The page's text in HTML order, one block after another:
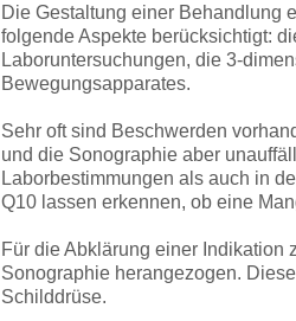
Die Gestaltung einer Behandlung
folgende Aspekte berücksichtigt:
Laboruntersuchungen, die 3-
Bewegungsapparates.
Sehr oft sind Beschwerden
und die Sonographie aber
Laborbestimmungen als auch in
Q10 lassen erkennen, ob eine
Für die Abklärung einer
Sonographie herangezogen.
Schilddrüse.